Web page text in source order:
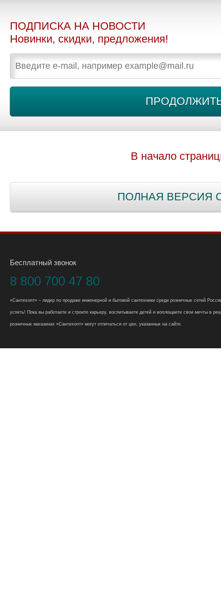
ПОДПИСКА НА НОВОСТИ
Новинки, скидки, предложения!
В начало
ПОЛНАЯ ВЕРСИЯ
Бесплатный звонок
8 800 700 47 80
«Сантехопт» – лидер по продаже инженерной и бытовой сантехники среди розничных сетей
успеть! Пока вы работаете и строите карьеру, воспитываете детей и воплощаете свои мечты в
розничных магазинах «Сантехопт» могут отличаться от цен, указанных на сайте.